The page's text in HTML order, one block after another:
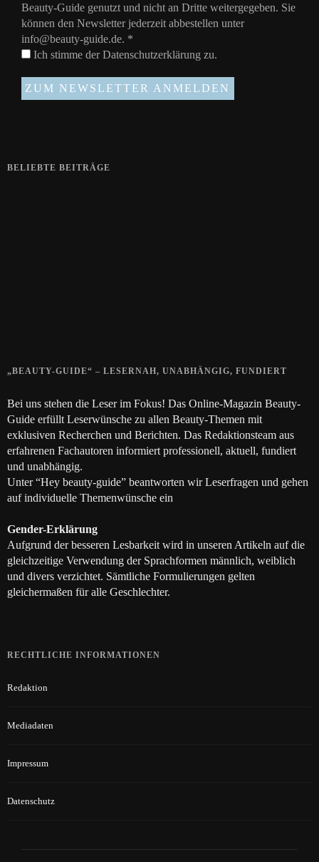
Beauty-Guide genutzt und nicht an Dritte weitergegeben. Sie
können den Newsletter jederzeit abbestellen unter
info@beauty-guide.de. *
Ich stimme derDatenschutzerklärung zu.
BELIEBTE BEITRÄGE
„BEAUTY-GUIDE“ – LESERNAH, UNABHÄNGIG, FUNDIERT
Bei uns stehen die Leser im Fokus! Das Online-Magazin Beauty-
Guide erfüllt Leserwünsche zu allen Beauty-Themen mit
exklusiven Recherchen und Berichten. Das Redaktionsteam aus
erfahrenen Fachautoren informiert professionell, aktuell, fundiert
und unabhängig.
Unter “Hey beauty-guide” beantworten wir Leserfragen und gehen
auf individuelle Themenwünsche ein
Gender-Erklärung
Aufgrund der besseren Lesbarkeit wird in unseren Artikeln auf die
gleichzeitige Verwendung der Sprachformen männlich, weiblich
und divers verzichtet. Sämtliche Formulierungen gelten
gleichermaßen für alle Geschlechter.
RECHTLICHE INFORMATIONEN
Redaktion
Mediadaten
Impressum
Datenschutz